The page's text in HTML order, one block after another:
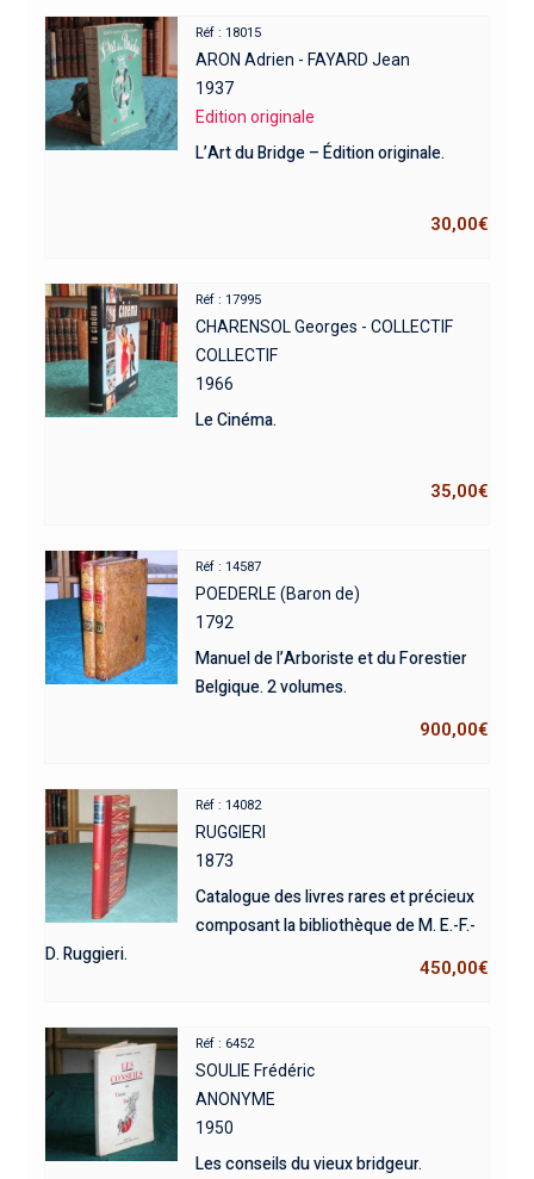
Réf : 18015
ARON Adrien - FAYARD Jean
1937
Edition originale
L’Art du Bridge – Édition originale.
30,00€
Réf : 17995
CHARENSOL Georges - COLLECTIF
COLLECTIF
1966
Le Cinéma.
35,00€
Réf : 14587
POEDERLE (Baron de)
1792
Manuel de l’Arboriste et du Forestier
Belgique. 2 volumes.
900,00€
Réf : 14082
RUGGIERI
1873
Catalogue des livres rares et précieux
composant la bibliothèque de M. E.-F.-
D. Ruggieri.
450,00€
Réf : 6452
SOULIE Frédéric
ANONYME
1950
Les conseils du vieux bridgeur.